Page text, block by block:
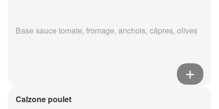
Base sauce tomate, fromage, anchois, câpres, olives
Calzone poulet